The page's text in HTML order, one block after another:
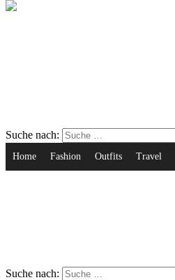
Suche nach:
Home
Fashion Outfits Travel
Suche nach: